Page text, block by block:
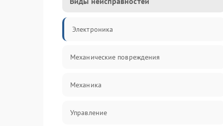
Электроника
Механические повреждения
Механика
Управление